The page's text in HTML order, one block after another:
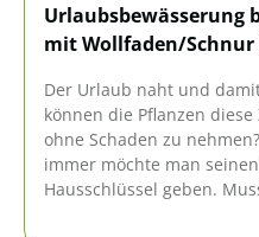
Urlaubsbewässerung
mit Wollfaden/Schnur
Der Urlaub naht und
können die Pflanzen
ohne Schaden zu
immer möchte man
Hausschlüssel geben.